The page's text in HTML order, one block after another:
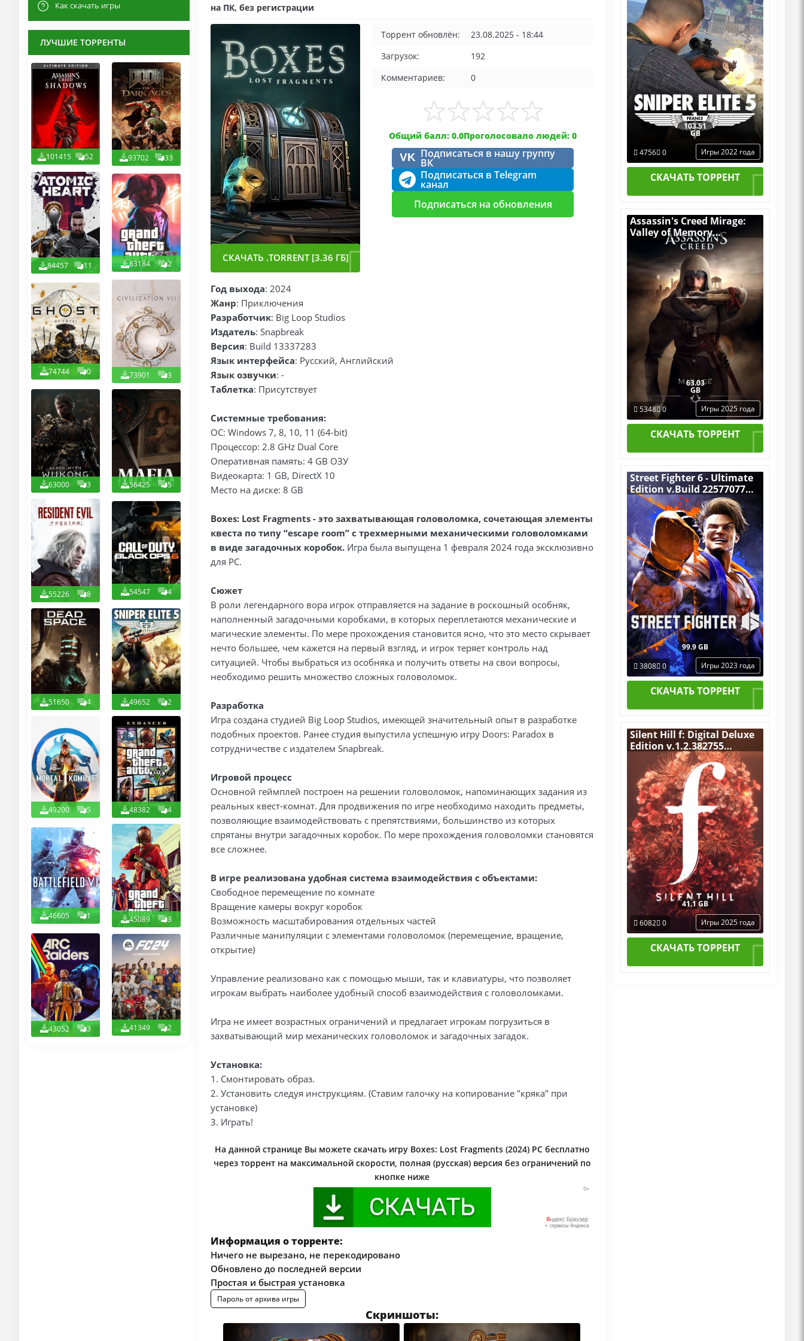
Как скачать игры
ЛУЧШИЕ ТОРРЕНТЫ
101415 52 93702 33
84457 11 83184 2
74744 0 73901 3
63000 3 56425 5
55226 8 54547 4
51650 4 49652 2
49200 5 48382 4
46605 1 45089 3
43052 3 41349 2
на ПК, без регистрации
СКАЧАТЬ .TORRENT [3.36 ГБ]
Торрент обновлён:
23.08.2025 - 18:44
Загрузок:
192
Комментариев:
0
Общий балл: 0.0Проголосовало людей: 0
VK Подписаться в нашу группу
ВК
Подписаться в Telegram
канал
Подписаться на обновления
Год выхода: 2024
Жанр: Приключения
Разработчик: Big Loop Studios
Издатель: Snapbreak
Версия: Build 13337283
Язык интерфейса: Русский, Английский
Язык озвучки: -
Таблетка: Присутствует
Системные требования:
ОС: Windows 7, 8, 10, 11 (64-bit)
Процессор: 2.8 GHz Dual Core
Оперативная память: 4 GB ОЗУ
Видеокарта: 1 GB, DirectX 10
Место на диске: 8 GB
Boxes: Lost Fragments - это захватывающая головоломка, сочетающая элементы
квеста по типу “escape room” с трехмерными механическими головоломками
в виде загадочных коробок. Игра была выпущена 1 февраля 2024 года эксклюзивно
для PC.
Сюжет
В роли легендарного вора игрок отправляется на задание в роскошный особняк,
наполненный загадочными коробками, в которых переплетаются механические и
магические элементы. По мере прохождения становится ясно, что это место скрывает
нечто большее, чем кажется на первый взгляд, и игрок теряет контроль над
ситуацией. Чтобы выбраться из особняка и получить ответы на свои вопросы,
необходимо решить множество сложных головоломок.
Разработка
Игра создана студией Big Loop Studios, имеющей значительный опыт в разработке
подобных проектов. Ранее студия выпустила успешную игру Doors: Paradox в
сотрудничестве с издателем Snapbreak.
Игровой процесс
Основной геймплей построен на решении головоломок, напоминающих задания из
реальных квест-комнат. Для продвижения по игре необходимо находить предметы,
позволяющие взаимодействовать с препятствиями, большинство из которых
спрятаны внутри загадочных коробок. По мере прохождения головоломки становятся
все сложнее.
В игре реализована удобная система взаимодействия с объектами:
Свободное перемещение по комнате
Вращение камеры вокруг коробок
Возможность масштабирования отдельных частей
Различные манипуляции с элементами головоломок (перемещение, вращение,
открытие)
Управление реализовано как с помощью мыши, так и клавиатуры, что позволяет
игрокам выбрать наиболее удобный способ взаимодействия с головоломками.
Игра не имеет возрастных ограничений и предлагает игрокам погрузиться в
захватывающий мир механических головоломок и загадочных загадок.
Установка:
1. Смонтировать образ.
2. Установить следуя инструкциям. (Ставим галочку на копирование "кряка" при
установке)
3. Играть!
На данной странице Вы можете скачать игру Boxes: Lost Fragments (2024) PC бесплатно
через торрент на максимальной скорости, полная (русская) версия без ограничений по
кнопке ниже
Информация о торренте:
Ничего не вырезано, не перекодировано
Обновлено до последней версии
Простая и быстрая установка
Пароль от архива игры
Скриншоты:
DLCs
103.51
GB
4756 0 Игры 2022 года
СКАЧАТЬ ТОРРЕНТ
Assassin's Creed Mirage:
Valley of Memory
[RUS|ENG] (2025) PC
RePack by R.G. Механики
63.03
GB
5348 0 Игры 2025 года
СКАЧАТЬ ТОРРЕНТ
Street Fighter 6 - Ultimate
Edition v.Build 22577077
[RUS|ENG] (2023) PC
Пиратка Portable + All
DLCs
99.9 GB
3808 0 Игры 2023 года
СКАЧАТЬ ТОРРЕНТ
Silent Hill f: Digital Deluxe
Edition v.1.2.382755
[RUS|ENG] (2025) PC
RePack by R.G. Механики
+ Все Дополнения
41.1 GB
6082 0 Игры 2025 года
СКАЧАТЬ ТОРРЕНТ